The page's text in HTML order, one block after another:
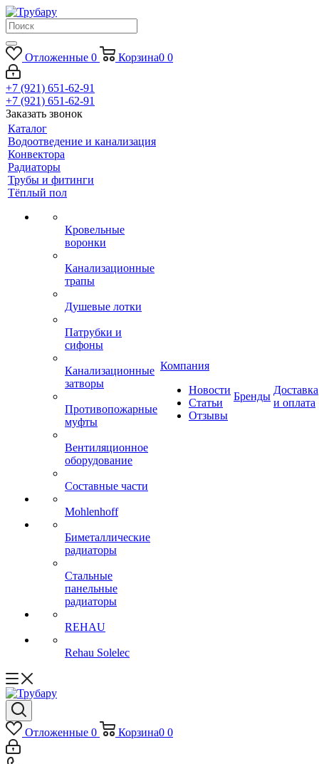
Отложенные 0 Корзина0 0
+7 (921) 651-62-91
+7 (921) 651-62-91
Заказать звонок
Каталог
Водоотведение и канализация
Конвектора
Радиаторы
Трубы и фитинги
Тёплый пол
Кровельные
воронки
Канализационные
трапы
Душевые лотки
Патрубки и
сифоны
Канализационные
затворы
Противопожарные
муфты
Вентиляционное
оборудование
Составные части
Mohlenhoff
Биметаллические
радиаторы
Стальные
панельные
радиаторы
REHAU
Rehau Solelec
Компания
Новости
Статьи
Отзывы
Бренды
Доставка
и оплата
Отложенные 0 Корзина0 0